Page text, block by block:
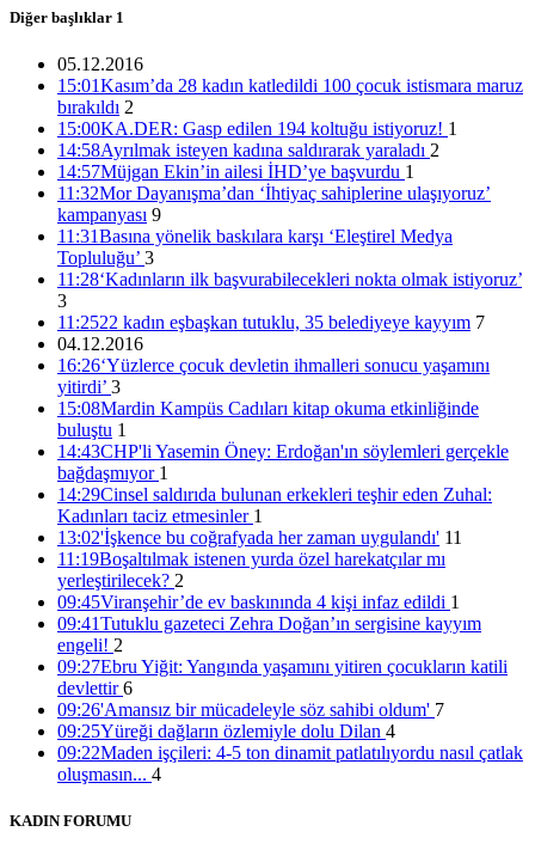
Diğer başlıklar 1
05.12.2016
15:01Kasım’da 28 kadın katledildi 100 çocuk istismara maruz
bırakıldı 2
15:00KA.DER: Gasp edilen 194 koltuğu istiyoruz! 1
14:58Ayrılmak isteyen kadına saldırarak yaraladı 2
14:57Müjgan Ekin’in ailesi İHD’ye başvurdu 1
11:32Mor Dayanışma’dan ‘İhtiyaç sahiplerine ulaşıyoruz’
kampanyası 9
11:31Basına yönelik baskılara karşı ‘Eleştirel Medya
Topluluğu’ 3
11:28‘Kadınların ilk başvurabilecekleri nokta olmak istiyoruz’
3
11:2522 kadın eşbaşkan tutuklu, 35 belediyeye kayyım 7
04.12.2016
16:26‘Yüzlerce çocuk devletin ihmalleri sonucu yaşamını
yitirdi’ 3
15:08Mardin Kampüs Cadıları kitap okuma etkinliğinde
buluştu 1
14:43CHP'li Yasemin Öney: Erdoğan'ın söylemleri gerçekle
bağdaşmıyor 1
14:29Cinsel saldırıda bulunan erkekleri teşhir eden Zuhal:
Kadınları taciz etmesinler 1
13:02'İşkence bu coğrafyada her zaman uygulandı' 11
11:19Boşaltılmak istenen yurda özel harekatçılar mı
yerleştirilecek? 2
09:45Viranşehir’de ev baskınında 4 kişi infaz edildi 1
09:41Tutuklu gazeteci Zehra Doğan’ın sergisine kayyım
engeli! 2
09:27Ebru Yiğit: Yangında yaşamını yitiren çocukların katili
devlettir6
09:26'Amansız bir mücadeleyle söz sahibi oldum' 7
09:25Yüreği dağların özlemiyle dolu Dilan 4
09:22Maden işçileri: 4-5 ton dinamit patlatılıyordu nasıl çatlak
oluşmasın... 4
KADIN FORUMU